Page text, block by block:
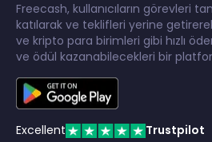
Freecash, kullanıcıların görevleri
katılarak ve teklifleri yerine
ve kripto para birimleri gibi hızlı
ve ödül kazanabilecekleri bir
Excellent Trustpilot